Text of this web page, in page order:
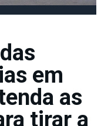
em
as
tirar a